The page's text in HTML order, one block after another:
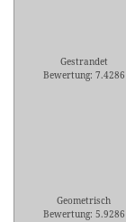
Gestrandet
Bewertung: 7.4286
Geometrisch
Bewertung: 5.9286